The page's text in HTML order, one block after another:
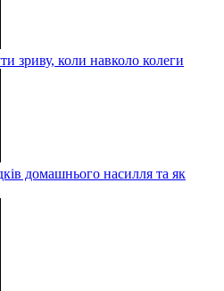
зриву, коли навколо колеги
домашнього насилля та як